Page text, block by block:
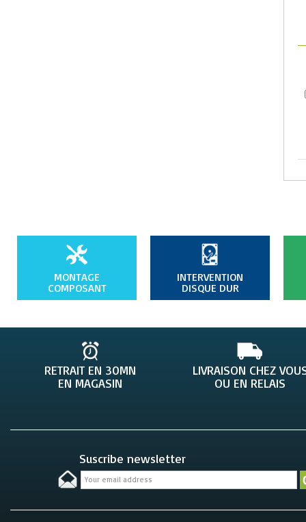
MONTAGE
COMPOSANT
INTERVENTION
DISQUE DUR
RETRAIT EN 30MN
EN MAGASIN
LIVRAISON CHEZ
OU EN RELAIS
Suscribe newsletter